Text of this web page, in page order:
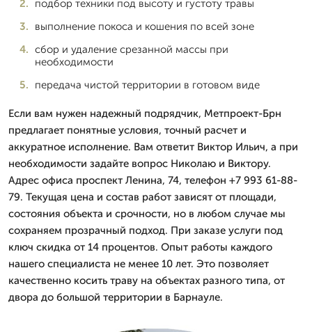
подбор техники под высоту и густоту травы
выполнение покоса и кошения по всей зоне
сбор и удаление срезанной массы при
необходимости
передача чистой территории в готовом виде
Если вам нужен надежный подрядчик, Метпроект-Брн
предлагает понятные условия, точный расчет и
аккуратное исполнение. Вам ответит Виктор Ильич, а при
необходимости задайте вопрос Николаю и Виктору.
Адрес офиса проспект Ленина, 74, телефон +7 993 61-88-
79. Текущая цена и состав работ зависят от площади,
состояния объекта и срочности, но в любом случае мы
сохраняем прозрачный подход. При заказе услуги под
ключ скидка от 14 процентов. Опыт работы каждого
нашего специалиста не менее 10 лет. Это позволяет
качественно косить траву на объектах разного типа, от
двора до большой территории в Барнауле.